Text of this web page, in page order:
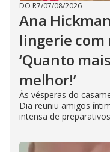
DO R7/07/08/2026
Ana
lingerie
‘Quanto
melhor!’
Às vésperas do
Dia reuniu amigos
intensa de preparativos